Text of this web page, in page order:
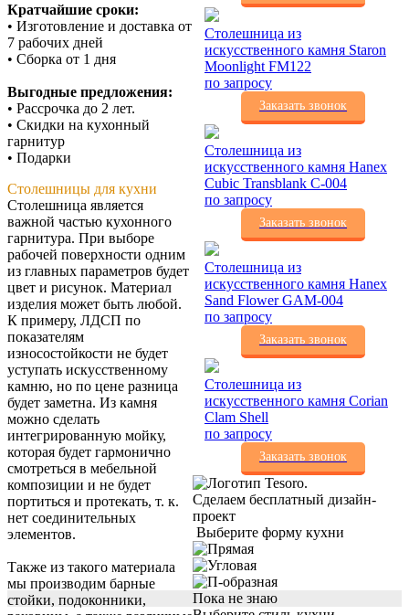
Кратчайшие сроки:
• Изготовление и доставка от
7 рабочих дней
• Сборка от 1 дня
Выгодные предложения:
• Рассрочка до 2 лет.
• Скидки на кухонный
гарнитур
• Подарки
Столешницы для кухни
Столешница является
важной частью кухонного
гарнитура. При выборе
рабочей поверхности одним
из главных параметров будет
цвет и рисунок. Материал
изделия может быть любой.
К примеру, ЛДСП по
показателям
износостойкости не будет
уступать искусственному
камню, но по цене разница
будет заметна. Из камня
можно сделать
интегрированную мойку,
которая будет гармонично
смотреться в мебельной
композиции и не будет
портиться и протекать, т. к.
нет соединительных
элементов.
Также из такого материала
мы производим барные
стойки, подоконники,
Столешница из
искусственного камня Staron
Moonlight FM122
по запросу
Заказать звонок
Столешница из
искусственного камня Hanex
Cubic Transblank C-004
по запросу
Заказать звонок
Столешница из
искусственного камня Hanex
Sand Flower GAM-004
по запросу
Заказать звонок
Столешница из
искусственного камня Corian
Clam Shell
по запросу
Заказать звонок
Сделаем бесплатный дизайн-
проект
Выберите форму кухни
Пока не знаю